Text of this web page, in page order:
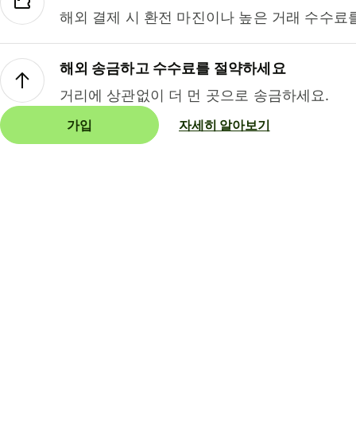
해외 결제 시 환전 마진이나 높은 거래 수수료
해외 송금하고 수수료를 절약하세요
거리에 상관없이 더 먼 곳으로 송금하세요.
가입 자세히 알아보기